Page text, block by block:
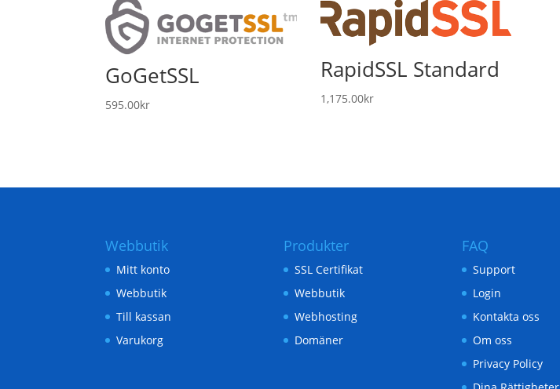
GoGetSSL
595.00kr
RapidSSL Standard
1,175.00kr
Webbutik
Mitt konto
Webbutik
Till kassan
Varukorg
Produkter
SSL Certifikat
Webbutik
Webhosting
Domäner
FAQ
Support
Login
Kontakta oss
Om oss
Privacy Policy